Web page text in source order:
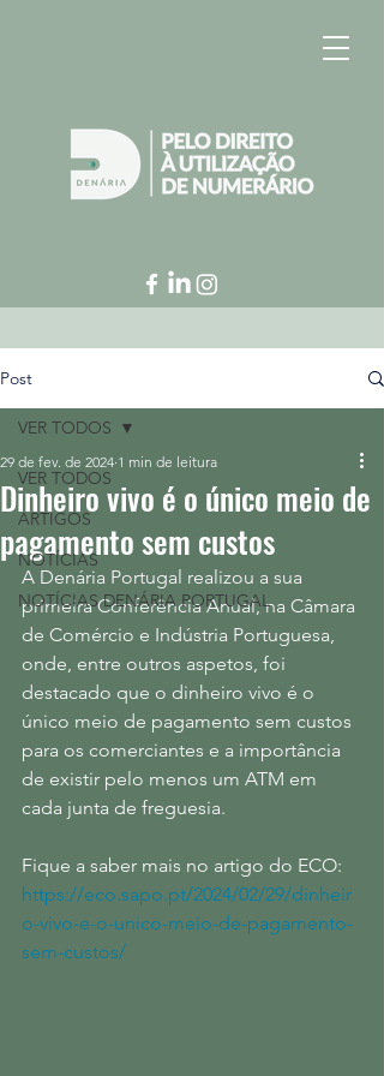
Post
VER TODOS
ARTIGOS
NOTÍCIAS
NOTÍCIAS DENÁRIA PORTUGAL
VER TODOS
Dinheiro vivo é o único meio de
pagamento sem custos
29 de fev. de 2024 1 min de leitura
A Denária Portugal realizou a sua
primeira Conferência Anual, na Câmara
de Comércio e Indústria Portuguesa,
onde, entre outros aspetos, foi
destacado que o dinheiro vivo é o
único meio de pagamento sem custos
para os comerciantes e a importância
de existir pelo menos um ATM em
cada junta de freguesia.
Fique a saber mais no artigo do ECO:
https://eco.sapo.pt/2024/02/29/dinheir
o-vivo-e-o-unico-meio-de-pagamento-
sem-custos/